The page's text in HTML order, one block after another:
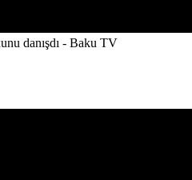
danışdı - Baku TV